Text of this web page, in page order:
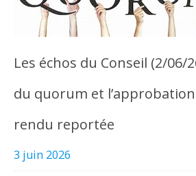
Les échos du Conseil (2/06/
du quorum et
rendu reportée
3 juin 2026